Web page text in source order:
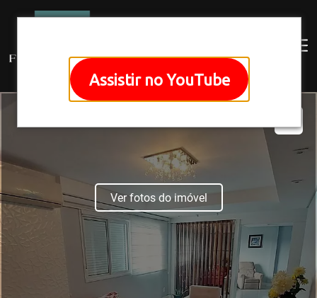
Assistir no YouTube
Ver fotos do imóvel